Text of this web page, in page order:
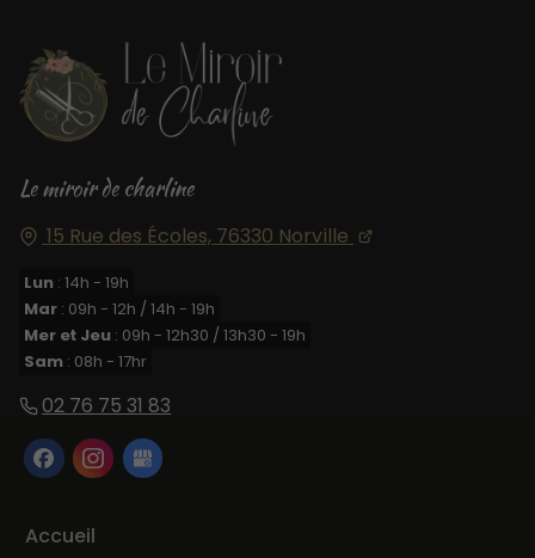
Le miroir de charline
15 Rue des Écoles, 76330 Norville
Lun : 14h - 19h
Mar : 09h - 12h / 14h - 19h
Mer et Jeu : 09h - 12h30 / 13h30 - 19h
Sam : 08h - 17hr
02 76 75 31 83
Accueil